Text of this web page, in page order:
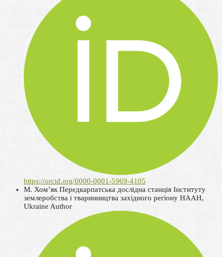
https://orcid.org/0000-0001-5969-4105
М. Хом’як Передкарпатська дослідна станція Інституту
землеробства і тваринництва західного регіону НААН,
Ukraine Author